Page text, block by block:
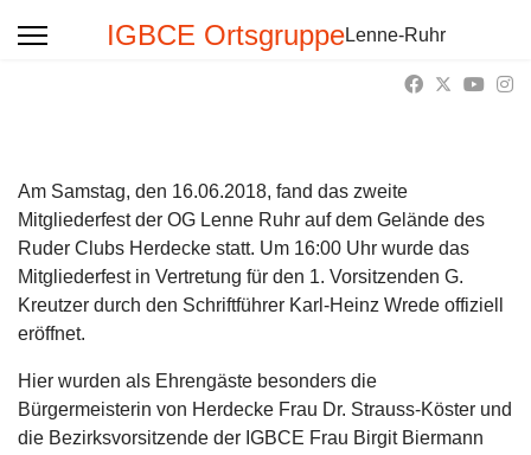
IGBCE OrtsgruppeLenne-Ruhr
Am Samstag, den 16.06.2018, fand das zweite
Mitgliederfest der OG Lenne Ruhr auf dem Gelände des
Ruder Clubs Herdecke statt. Um 16:00 Uhr wurde das
Mitgliederfest in Vertretung für den 1. Vorsitzenden G.
Kreutzer durch den Schriftführer Karl-Heinz Wrede offiziell
eröffnet.
Hier wurden als Ehrengäste besonders die
Bürgermeisterin von Herdecke Frau Dr. Strauss-Köster und
die Bezirksvorsitzende der IGBCE Frau Birgit Biermann